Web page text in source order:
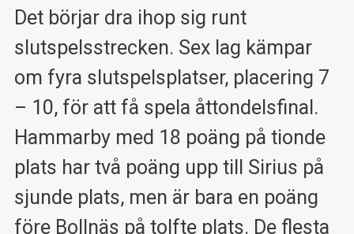
Det börjar dra ihop sig runt
slutspelsstrecken. Sex lag kämpar
om fyra slutspelsplatser, placering 7
– 10, för att få spela åttondelsfinal.
Hammarby med 18 poäng på tionde
plats har två poäng upp till Sirius på
sjunde plats, men är bara en poäng
före Bollnäs på tolfte plats. De flesta